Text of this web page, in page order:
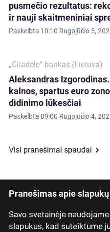
Pranešimas apie
Savo svetainėje
slapukus, kad suteiktume
pusmečio rezultatus:
ir nauji skaitmeniniai
Paskelbta 10:10 Rugpjūčio 5,
„Citadele“ bankas (Lietuva)
Aleksandras
kainos, spartus euro
didinimo lūkesčiai
Paskelbta 09:00 Rugpjūčio 4,
Visi pranešimai spaudai
Latviski